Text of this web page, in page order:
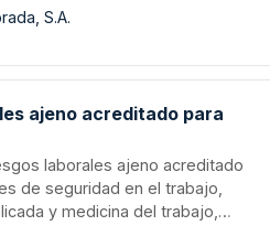
de la empresa municipal. Se trata
a entidades autorizadas como
de riesgos laborales en el sector
S.A.
ajeno acreditado para
laborales ajeno acreditado
de seguridad en el trabajo,
y medicina del trabajo,